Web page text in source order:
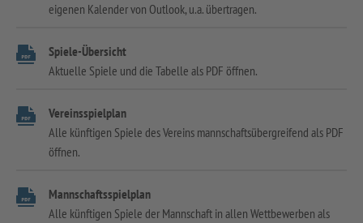
eigenen Kalender von Outlook, u.a. übertragen.
Spiele-Übersicht
Aktuelle Spiele und die Tabelle als PDF öffnen.
Vereinsspielplan
Alle künftigen Spiele des Vereins mannschaftsübergreifend als PDF
öffnen.
Mannschaftsspielplan
Alle künftigen Spiele der Mannschaft in allen Wettbewerben als